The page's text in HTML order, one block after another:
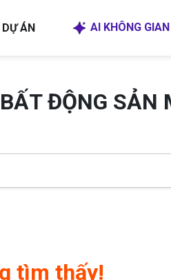
DỰ ÁN AI KHÔNG GIAN
ĐỘNG SẢN
tìm thấy!